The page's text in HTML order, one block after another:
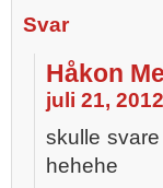
Svar
Håkon
juli 21,
skulle
hehehe